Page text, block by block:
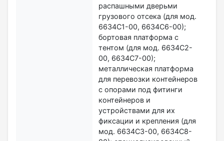
распашными дверьми
грузового отсека (для мод.
6634С1-00, 6634С6-00);
бортовая платформа с
тентом (для мод. 6634С2-
00, 6634С7-00);
металлическая платформа
для перевозки контейнеров
с опорами под фитинги
контейнеров и
устройствами для их
фиксации и крепления (для
мод. 6634С3-00, 6634С8-